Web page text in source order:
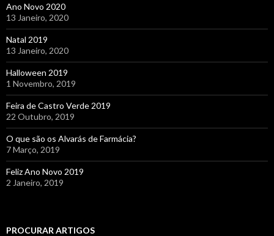
Ano Novo 2020
13 Janeiro, 2020
Natal 2019
13 Janeiro, 2020
Halloween 2019
1 Novembro, 2019
Feira de Castro Verde 2019
22 Outubro, 2019
O que são os Alvarás de Farmácia?
7 Março, 2019
Feliz Ano Novo 2019
2 Janeiro, 2019
PROCURAR ARTIGOS